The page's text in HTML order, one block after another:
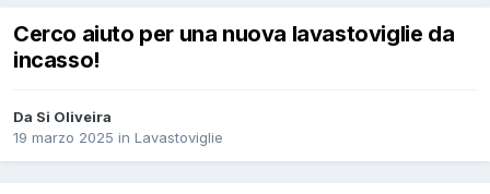
Cerco aiuto per una nuova lavastoviglie da
incasso!
Da Si Oliveira
19 marzo 2025 in Lavastoviglie